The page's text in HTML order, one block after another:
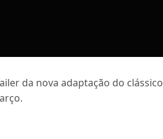
da nova adaptação do clássico